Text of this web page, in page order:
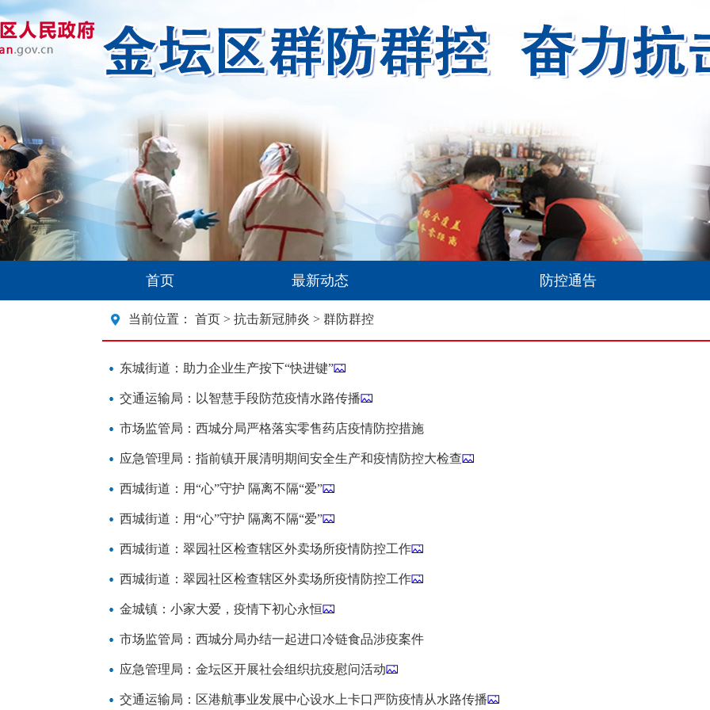
首页 最新动态 防控通告
当前位置： 首页 > 抗击新冠肺炎 > 群防群控
东城街道：助力企业生产按下“快进键”
交通运输局：以智慧手段防范疫情水路传播
市场监管局：西城分局严格落实零售药店疫情防控措施
应急管理局：指前镇开展清明期间安全生产和疫情防控大检查
西城街道：用“心”守护 隔离不隔“爱”
西城街道：用“心”守护 隔离不隔“爱”
西城街道：翠园社区检查辖区外卖场所疫情防控工作
西城街道：翠园社区检查辖区外卖场所疫情防控工作
金城镇：小家大爱，疫情下初心永恒
市场监管局：西城分局办结一起进口冷链食品涉疫案件
应急管理局：金坛区开展社会组织抗疫慰问活动
交通运输局：区港航事业发展中心设水上卡口严防疫情从水路传播